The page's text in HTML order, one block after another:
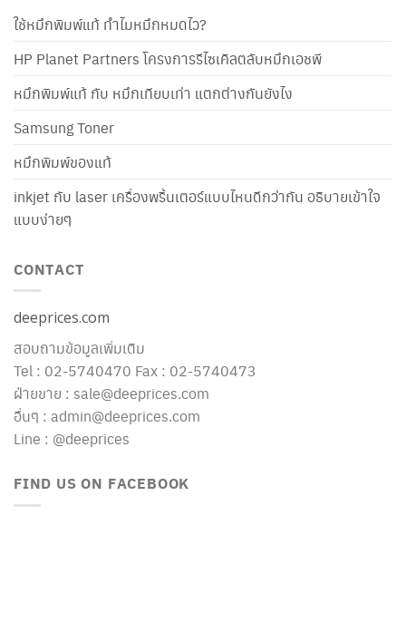
ใช้หมึกพิมพ์แท้ ทำไมหมึกหมดไว?
HP Planet Partners โครงการรีไซเคิลตลับหมึกเอชพี
หมึกพิมพ์แท้ กับ หมึกเทียบเท่า แตกต่างกันยังไง
Samsung Toner
หมึกพิมพ์ของแท้
inkjet กับ laser เครื่องพริ้นเตอร์แบบไหนดีกว่ากัน อธิบายเข้าใจ
แบบง่ายๆ
CONTACT
deeprices.com
สอบถามข้อมูลเพิ่มเติม
Tel : 02-5740470 Fax : 02-5740473
ฝ่ายขาย : sale@deeprices.com
อื่นๆ : admin@deeprices.com
Line : @deeprices
FIND US ON FACEBOOK